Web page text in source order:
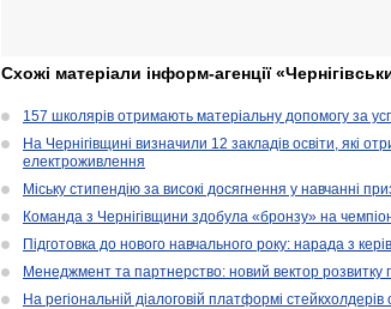
Схожі матеріали інформ-агенції
157 школярів отримають матеріальну допомогу за
На Чернігівщині визначили 12 закладів освіти, які
електроживлення
Міську стипендію за високі досягнення у навчанні
Команда з Чернігівщини здобула «бронзу» на
Підготовка до нового навчального року: нарада з
Менеджмент та партнерство: новий вектор розвитку
На регіональній діалоговій платформі